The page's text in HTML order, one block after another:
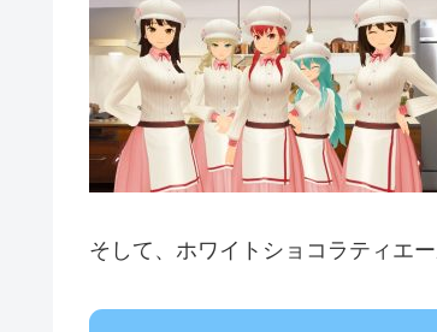
そして、ホワイトショコラティエ